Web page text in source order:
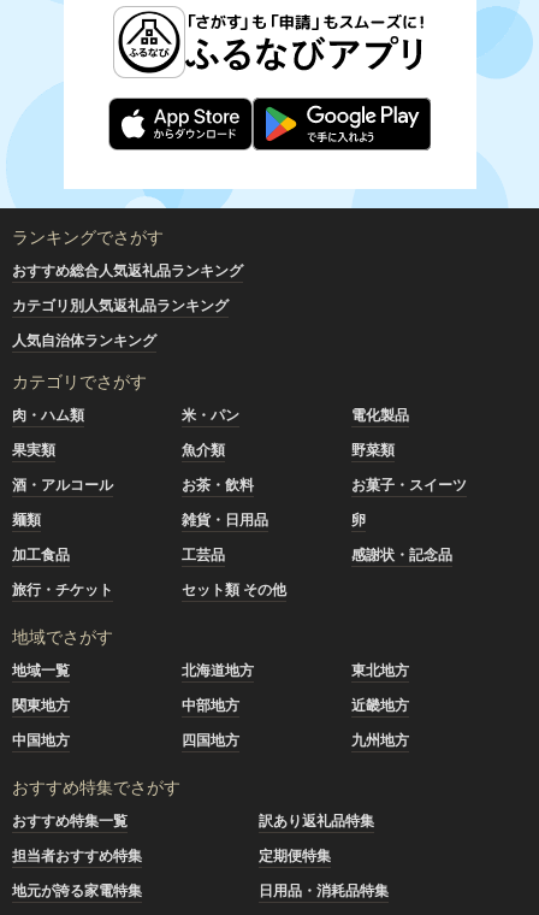
ランキングでさがす
おすすめ総合人気返礼品ランキング
カテゴリ別人気返礼品ランキング
人気自治体ランキング
カテゴリでさがす
肉・ハム類 米・パン
電化製品
果実類
魚介類
野菜類
酒・アルコール
お茶・飲料
お菓子・スイーツ
麺類
雑貨・日用品
卵
加工食品
工芸品
感謝状・記念品
旅行・チケット
セット類 その他
地域でさがす
地域一覧 北海道地方
東北地方
関東地方
中部地方
近畿地方
中国地方
四国地方 九州地方
おすすめ特集でさがす
おすすめ特集一覧
訳あり返礼品特集
担当者おすすめ特集
定期便特集
地元が誇る家電特集
日用品・消耗品特集